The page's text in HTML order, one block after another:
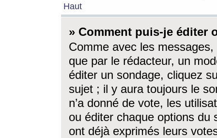
Haut
» Comment puis-je éditer
Comme avec les
que par le rédacteur, un
éditer un sondage, cliquez
sujet ; il y aura toujours le
n’a donné de vote, les
ou éditer chaque options du
ont déjà exprimés leurs